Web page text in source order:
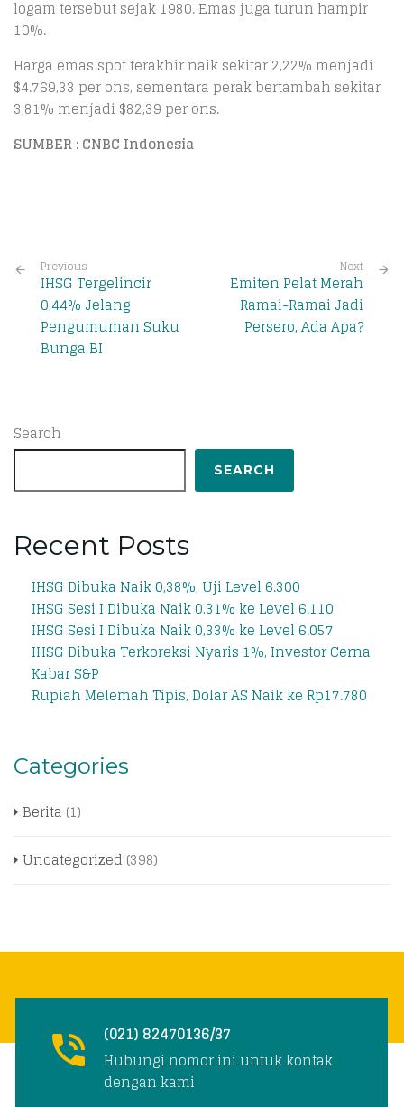
logam tersebut sejak 1980. Emas juga turun hampir
10%.
Harga emas spot terakhir naik sekitar 2,22% menjadi
$4.769,33 per ons, sementara perak bertambah sekitar
3,81% menjadi $82,39 per ons.
SUMBER : CNBC Indonesia
Previous
IHSG Tergelincir
0,44% Jelang
Pengumuman Suku
Bunga BI
Next
Emiten Pelat Merah
Ramai-Ramai Jadi
Persero, Ada Apa?
Search
SEARCH
Recent Posts
IHSG Dibuka Naik 0,38%, Uji Level 6.300
IHSG Sesi I Dibuka Naik 0,31% ke Level 6.110
IHSG Sesi I Dibuka Naik 0,33% ke Level 6.057
IHSG Dibuka Terkoreksi Nyaris 1%, Investor Cerna
Kabar S&P
Rupiah Melemah Tipis, Dolar AS Naik ke Rp17.780
Categories
Berita (1)
Uncategorized (398)
(021) 82470136/37
Hubungi nomor ini untuk kontak
dengan kami